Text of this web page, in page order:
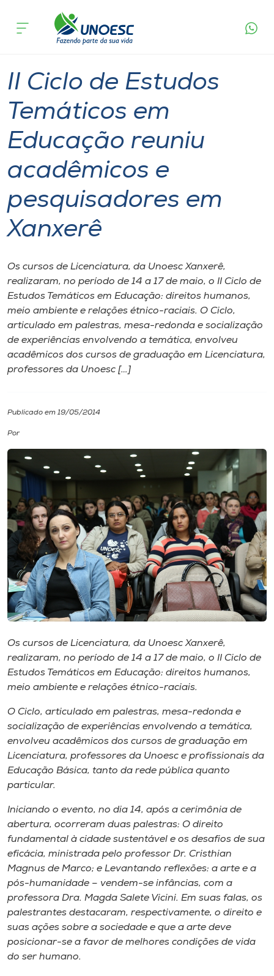
Cursos
Pesquisa
Atendimento ao Estudante
Portal de Ensino
A
Unoesc
Internacionalização
I.nova
Diplomados
Cultura
CPA
Biblioteca
Editora
Rádio
Museu
Unoesc
Store
o idioma
A+
A-
acontece
II Ciclo de Estudos
Temáticos em
Educação reuniu
acadêmicos e
pesquisadores em
Xanxerê
Os cursos de Licenciatura, da Unoesc Xanxerê,
realizaram, no período de 14 a 17 de maio, o II Ciclo de
Estudos Temáticos em Educação: direitos humanos,
meio ambiente e relações étnico-raciais. O Ciclo,
articulado em palestras, mesa-redonda e socialização
de experiências envolvendo a temática, envolveu
acadêmicos dos cursos de graduação em Licenciatura,
professores da Unoesc […]
Publicado em 19/05/2014
Por
Os cursos de Licenciatura, da Unoesc Xanxerê,
realizaram, no período de 14 a 17 de maio, o II Ciclo de
Estudos Temáticos em Educação: direitos humanos,
meio ambiente e relações étnico-raciais.
O Ciclo, articulado em palestras, mesa-redonda e
socialização de experiências envolvendo a temática,
envolveu acadêmicos dos cursos de graduação em
Licenciatura, professores da Unoesc e profissionais da
Educação Básica, tanto da rede pública quanto
particular.
Iniciando o evento, no dia 14, após a cerimônia de
abertura, ocorreram duas palestras: O direito
fundamental à cidade sustentável e os desafios de sua
eficácia, ministrada pelo professor Dr. Cristhian
Magnus de Marco; e Levantando reflexões: a arte e a
pós-humanidade – vendem-se infâncias, com a
professora Dra. Magda Salete Vicini. Em suas falas, os
palestrantes destacaram, respectivamente, o direito e
suas ações sobre a sociedade e que a arte deve
posicionar-se a favor de melhores condições de vida
do ser humano.